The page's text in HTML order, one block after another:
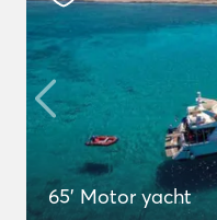
65' Motor yacht